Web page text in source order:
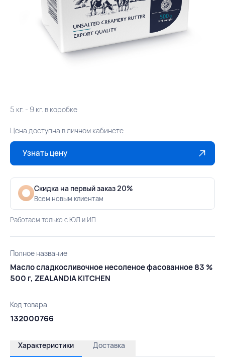
5 кг. - 9 кг. в коробке
Цена доступна в личном кабинете
Узнать цену
Скидка на первый заказ 20%
Всем новым клиентам
Работаем только с ЮЛ и ИП
Полное название
Масло сладкосливочное несоленое фасованное 83 %
500 г, ZEALANDIA KITCHEN
Код товара
132000766
Характеристики Доставка